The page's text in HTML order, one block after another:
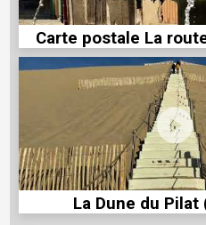
Carte postale La
La Dune du Pilat